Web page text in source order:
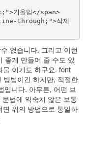
울임</span>
through;">삭제
없습니다. 그리고 이런
좋게 만들어 줄 수도 있
물 이기도 하구요. font
방법이긴 하지만, 적절한
입니다. 아무튼, 어떤 브
법에 익숙치 않은 보통
위의 방법으로 통일하